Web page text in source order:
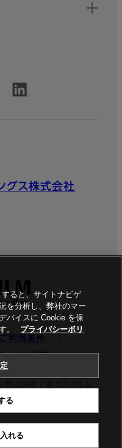
グス株式会社
ご利用条件
設定
社
すると、サイトナビゲ
を分析し、弊社のマー
バイスに Cookie を保
。
プライバシーポリ
る
れる